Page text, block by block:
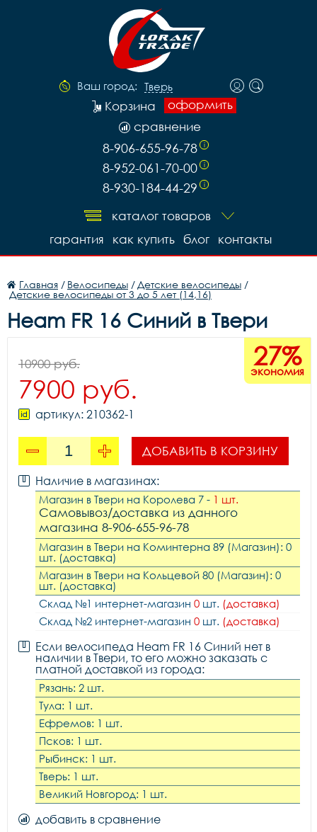
Ваш город: Тверь
оформить
Корзина
сравнение
8-906-655-96-78 i
8-952-061-70-00 i
8-930-184-44-29 i
каталог товаров
контакты
блог
как купить
гарантия
Главная / Велосипеды / Детские велосипеды /
Детские велосипеды от 3 до 5 лет (14,16)
Heam FR 16 Синий в Твери
27%
экономия
10900 руб.
7900 руб.
артикул: 210362-1
ДОБАВИТЬ В КОРЗИНУ
Наличие в магазинах:
Магазин в Твери на Королева 7 - 1 шт.
Самовывоз/доставка из данного
магазина 8-906-655-96-78
Магазин в Твери на Коминтерна 89 (Магазин): 0
шт. (доставка)
Магазин в Твери на Кольцевой 80 (Магазин): 0
шт. (доставка)
Склад №1 интернет-магазин 0 шт. (доставка)
Склад №2 интернет-магазин 0 шт. (доставка)
Если велосипеда Heam FR 16 Синий нет в
наличии в Твери, то его можно заказать с
платной доставкой из города:
Рязань: 2 шт.
Тула: 1 шт.
Ефремов: 1 шт.
Псков: 1 шт.
Рыбинск: 1 шт.
Тверь: 1 шт.
Великий Новгород: 1 шт.
добавить в сравнение